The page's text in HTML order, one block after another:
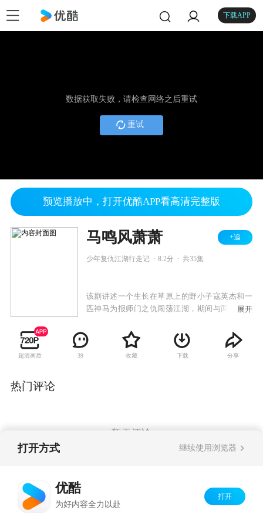
下载APP
数据获取失败，请检查网络之后重试
重试
预览播放中，打开优酷APP看高清完整版
马鸣风萧萧 +追
少年复仇江湖行走记 8.2分 共35集
该剧讲述一个生长在草原上的野小子寇英杰和一
匹神马为报师门之仇闯荡江湖，期间与两个女孩
功为武林除害的故事。
展开
超清画质 39 收藏 下载 分享
热门评论
暂无评论
打开方式 继续使用浏览器
优酷
为好内容全力以赴
打开